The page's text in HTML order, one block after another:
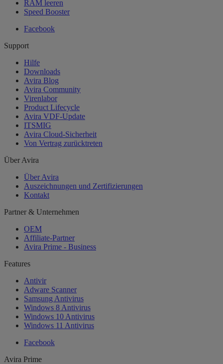
RAM leeren
Speed Booster
Facebook
Support
Hilfe
Downloads
Avira Blog
Avira Community
Virenlabor
Product Lifecycle
Avira VDF-Update
ITSMIG
Avira Cloud-Sicherheit
Von Vertrag zurücktreten
Über Avira
Über Avira
Auszeichnungen und Zertifizierungen
Kontakt
Partner & Unternehmen
OEM
Affiliate-Partner
Avira Prime - Business
Features
Antivir
Adware Scanner
Samsung Antivirus
Windows 8 Antivirus
Windows 10 Antivirus
Windows 11 Antivirus
Facebook
Avira Prime